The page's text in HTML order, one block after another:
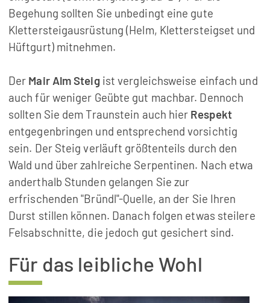
Begehung sollten Sie unbedingt eine gute
Klettersteigausrüstung (Helm, Klettersteigset und
Hüftgurt) mitnehmen.
Der Mair Alm Steig ist vergleichsweise einfach und
auch für weniger Geübte gut machbar. Dennoch
sollten Sie dem Traunstein auch hier Respekt
entgegenbringen und entsprechend vorsichtig
sein. Der Steig verläuft größtenteils durch den
Wald und über zahlreiche Serpentinen. Nach etwa
anderthalb Stunden gelangen Sie zur
erfrischenden "Bründl"-Quelle, an der Sie Ihren
Durst stillen können. Danach folgen etwas steilere
Felsabschnitte, die jedoch gut gesichert sind.
Für das leibliche Wohl